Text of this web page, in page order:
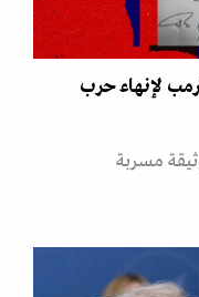
لإنهاء حرب
مسربة